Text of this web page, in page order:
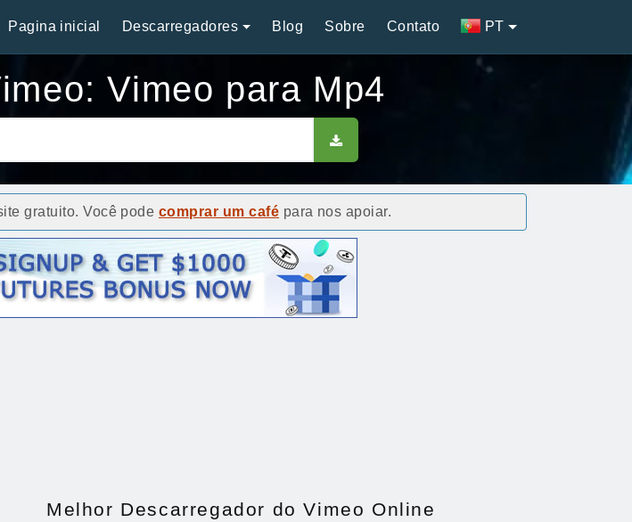
Pagina inicial Descarregadores Blog Sobre Contato PT
Vimeo para Mp4
gratuito. Você pode comprar um café para nos apoiar.
Melhor Descarregador do Vimeo Online